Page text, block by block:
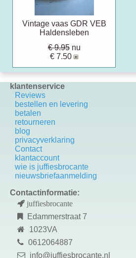
Vintage vaas GDR VEB
Haldensleben
€ 9.95nu
€ 7.50
klantenservice
Reviews
bestellen en levering
betalen
retourneren
blog
privacyverklaring
Contact
k lantaccount
wie is juffiesbrocante
nieuwsbriefaanmelding
Contactinformatie:
juffiesbrocante
Edammerstraat 7
1023VA
0612064887
info@juffiesbrocante.nl